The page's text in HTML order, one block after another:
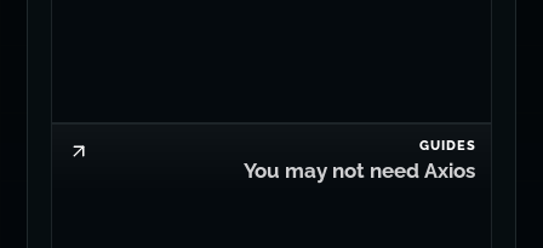
GUIDES
You may not need Axios